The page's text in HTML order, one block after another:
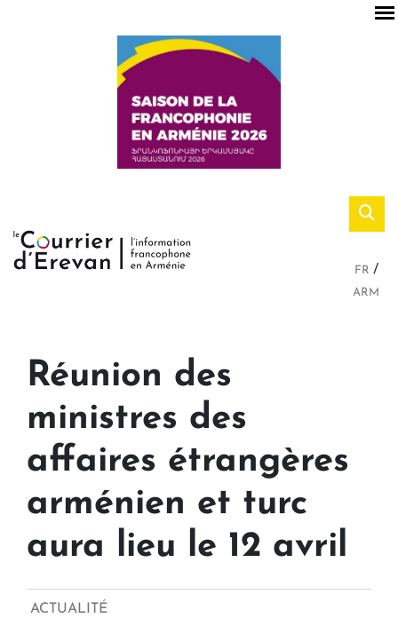
FR
ARM
Réunion des
ministres des
affaires étrangères
arménien et turc
aura lieu le 12 avril
ACTUALITÉ